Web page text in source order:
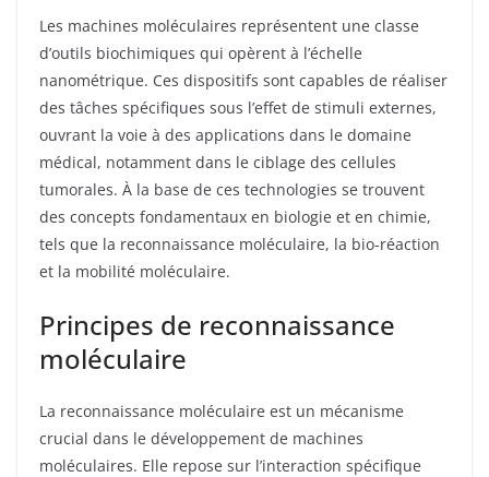
Les machines moléculaires représentent une classe
d’outils biochimiques qui opèrent à l’échelle
nanométrique. Ces dispositifs sont capables de réaliser
des tâches spécifiques sous l’effet de stimuli externes,
ouvrant la voie à des applications dans le domaine
médical, notamment dans le ciblage des cellules
tumorales. À la base de ces technologies se trouvent
des concepts fondamentaux en biologie et en chimie,
tels que la reconnaissance moléculaire, la bio-réaction
et la mobilité moléculaire.
Principes de reconnaissance
moléculaire
La reconnaissance moléculaire est un mécanisme
crucial dans le développement de machines
moléculaires. Elle repose sur l’interaction spécifique